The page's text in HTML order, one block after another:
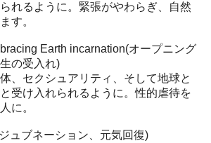
れるように。緊張がやわらぎ、自然
す。
Earth incarnation(オープニング
の受入れ)
、セクシュアリティ、そして地球と
受け入れられるように。性的虐待を
に。
ュブネーション、元気回復)